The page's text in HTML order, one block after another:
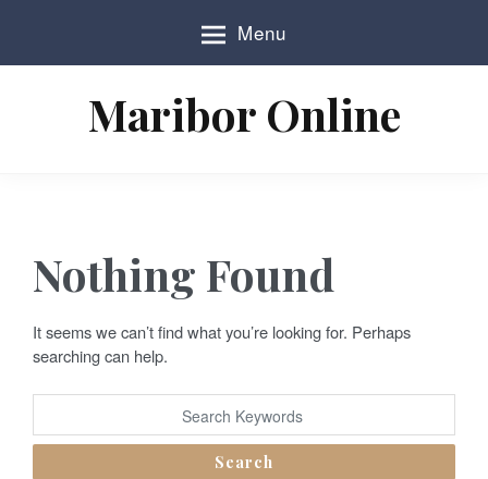
Menu
Maribor Online
Nothing Found
It seems we can’t find what you’re looking for. Perhaps
searching can help.
Search